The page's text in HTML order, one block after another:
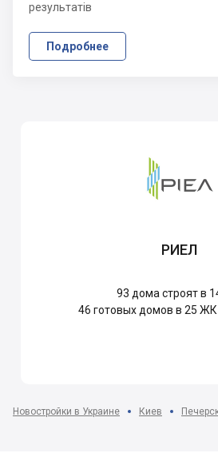
результатів
Подробнее
РИЕЛ
93 дома строят в
46 готовых домов в 25 ЖК
Новостройки в Украине Киев